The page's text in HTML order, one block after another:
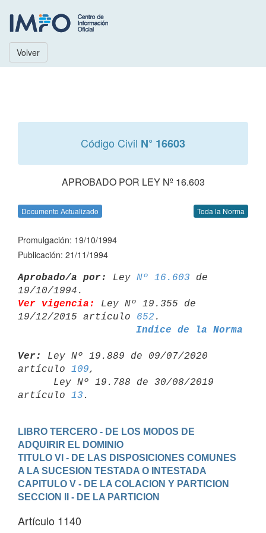
Volver
Código Civil N° 16603
APROBADO POR LEY Nº 16.603
Documento Actualizado Toda la Norma
Promulgación: 19/10/1994
Publicación: 21/11/1994
Aprobado/a por: Ley Nº 16.603 de
Ver vigencia:
Ley Nº 19.355 de
19/12/2015 artículo 652
Indice de la Norma
Ver:
Ley Nº 19.889 de 09/07/2020
artículo 109,
artículo 13
LIBRO TERCERO - DE LOS MODOS DE
ADQUIRIR EL DOMINIO
TITULO VI - DE LAS DISPOSICIONES COMUNES
A LA SUCESION TESTADA O INTESTADA
CAPITULO V - DE LA COLACION Y PARTICION
SECCION II - DE LA PARTICION
Artículo 1140